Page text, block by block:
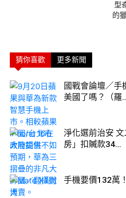
型
的
猜你喜歡 更多新聞
國戰會論壇／手
美國了嗎？（羅
淨化選前治安
房」扣贓款34...
手機要價132萬